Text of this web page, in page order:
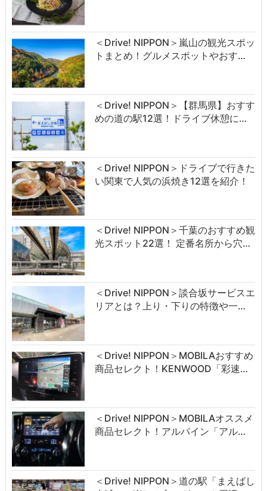
＜Drive! NIPPON＞嵐山の観光スポッ
トまとめ！グルメスポットやおす…
＜Drive! NIPPON＞【群馬県】おすす
めの道の駅12選！ドライブ休憩に…
＜Drive! NIPPON＞ドライブで行きた
い関東で人気の浜焼き12選を紹介！
＜Drive! NIPPON＞千葉のおすすめ観
光スポット22選！ 定番名所から穴…
＜Drive! NIPPON＞談合坂サービスエ
リアとは？上り・下りの特徴や一…
＜Drive! NIPPON＞MOBILAおすすめ
商品セレクト！KENWOOD「彩速…
＜Drive! NIPPON＞MOBILAオススメ
商品セレクト！アルパイン「アル…
＜Drive! NIPPON＞道の駅「まえばし